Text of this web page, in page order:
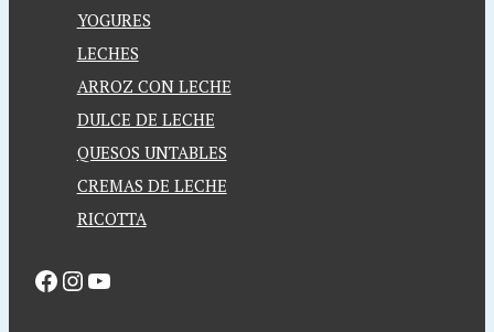
YOGURES
LECHES
ARROZ CON LECHE
DULCE DE LECHE
QUESOS UNTABLES
CREMAS DE LECHE
RICOTTA